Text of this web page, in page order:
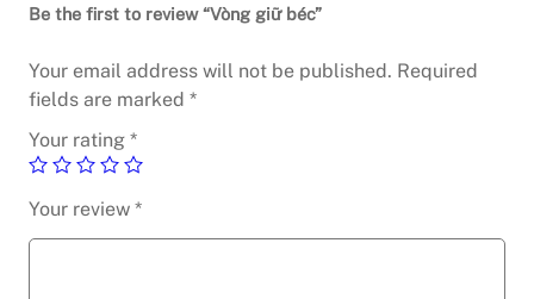
Be the first to review “Vòng giữ béc”
Your email address will not be published. Required
fields are marked *
Your rating *
Your review *